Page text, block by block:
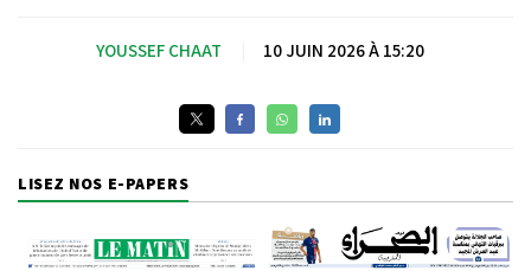
YOUSSEF CHAAT 10 JUIN 2026 À 15:20
LISEZ NOS E-PAPERS